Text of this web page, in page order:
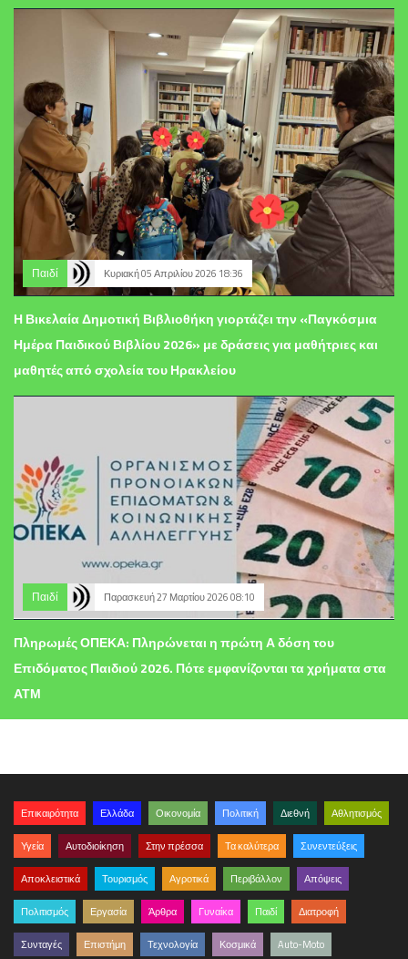
Παιδί Κυριακή 05 Απριλίου 2026 18:36
Η Βικελαία Δημοτική Βιβλιοθήκη γιορτάζει την «Παγκόσμια
Ημέρα Παιδικού Βιβλίου 2026» με δράσεις για μαθήτριες και
μαθητές από σχολεία του Ηρακλείου
Παιδί Παρασκευή 27 Μαρτίου 2026 08:10
Πληρωμές ΟΠΕΚΑ: Πληρώνεται η πρώτη Α δόση του
Επιδόματος Παιδιού 2026. Πότε εμφανίζονται τα χρήματα στα
ΑΤΜ
Επικαιρότητα Ελλάδα Οικονομία Πολιτική Διεθνή Αθλητισμός
Υγεία Αυτοδιοίκηση Στην πρέσσα Τα καλύτερα Συνεντεύξεις
Αποκλειστικά Τουρισμός Αγροτικά Περιβάλλον Απόψεις
Πολιτισμός Εργασία Άρθρα Γυναίκα Παιδί Διατροφή
Συνταγές Επιστήμη Τεχνολογία Κοσμικά Auto-Moto